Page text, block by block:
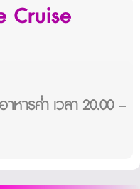
Cruise
าหารค่ำ เวลา 20.00 –